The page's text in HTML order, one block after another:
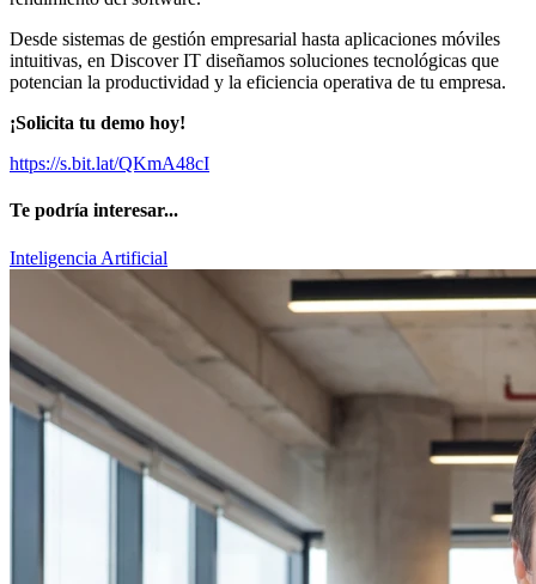
Desde sistemas de gestión empresarial hasta aplicaciones móviles
intuitivas, en Discover IT diseñamos soluciones tecnológicas que
potencian la productividad y la eficiencia operativa de tu empresa.
¡Solicita tu demo hoy!
https://s.bit.lat/QKmA48cI
Te podría interesar...
Inteligencia Artificial